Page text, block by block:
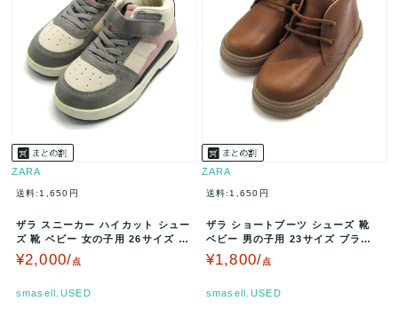
ZARA
送料:1,650円
ザラ スニーカー ハイカット シュー
ズ 靴 ベビー 女の子用 26サイズ ホ
ワイト/グレー ZARA…
¥2,000/点
smasell.USED
ZARA
送料:1,650円
ザラ ショートブーツ シューズ 靴
ベビー 男の子用 23サイズ ブラウ
ン ZARA 【中古】
¥1,800/点
smasell.USED